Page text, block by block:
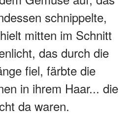
schnippelte,
mitten im Schnitt
das durch die
fiel, färbte die
in ihrem Haar... die
da waren.